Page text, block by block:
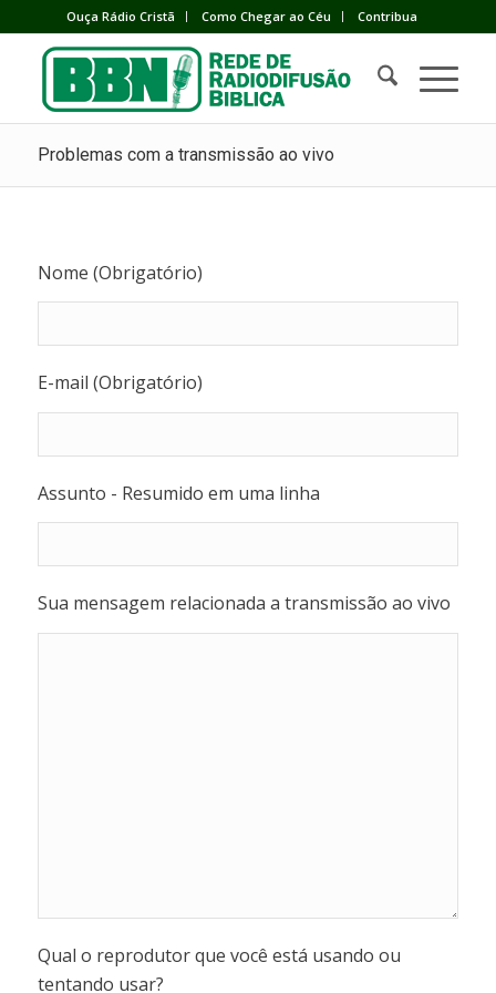
Ouça Rádio Cristã Como Chegar ao Céu Contribua
Problemas com a transmissão ao vivo
Nome (Obrigatório)
E-mail (Obrigatório)
Assunto - Resumido em uma linha
Sua mensagem relacionada a transmissão ao vivo
Qual o reprodutor que você está usando ou
tentando usar?